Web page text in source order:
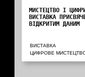
МИСТЕЦТВО І
ВИСТАВКА
ВІДКРИТИМ ДАНИМ
ВИСТАВКА
ЦИФРОВЕ